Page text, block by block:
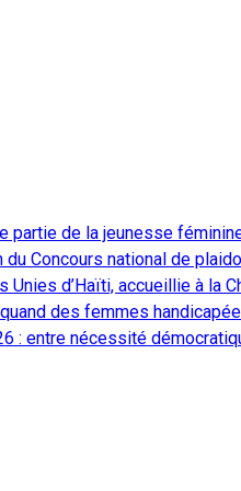
partie de la jeunesse
Concours national de
Unies d’Haïti, accueillie à la
des femmes
: entre nécessité